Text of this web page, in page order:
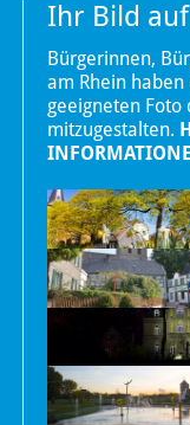
Ihr Bild
Bürgerinnen,
am Rhein
geeigneten
mitzugestalten.